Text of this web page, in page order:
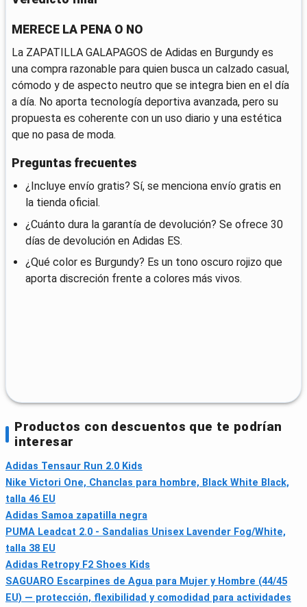
MERECE LA PENA O NO
La ZAPATILLA GALAPAGOS de Adidas en Burgundy es
una compra razonable para quien busca un calzado casual,
cómodo y de aspecto neutro que se integra bien en el día
a día. No aporta tecnología deportiva avanzada, pero su
propuesta es coherente con un uso diario y una estética
que no pasa de moda.
Preguntas frecuentes
¿Incluye envío gratis? Sí, se menciona envío gratis en
la tienda oficial.
¿Cuánto dura la garantía de devolución? Se ofrece 30
días de devolución en Adidas ES.
¿Qué color es Burgundy? Es un tono oscuro rojizo que
aporta discreción frente a colores más vivos.
Productos con descuentos que te podrían
interesar
Adidas Tensaur Run 2.0 Kids
Nike Victori One, Chanclas para hombre, Black White Black,
talla 46 EU
Adidas Samoa zapatilla negra
PUMA Leadcat 2.0 - Sandalias Unisex Lavender Fog/White,
talla 38 EU
Adidas Retropy F2 Shoes Kids
SAGUARO Escarpines de Agua para Mujer y Hombre (44/45
EU) — protección, flexibilidad y comodidad para actividades